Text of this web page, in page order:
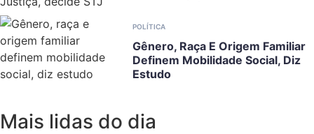
POLÍTICA
Gênero, Raça E Origem Familiar
Definem Mobilidade Social, Diz
Estudo
Mais lidas do dia